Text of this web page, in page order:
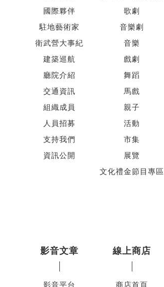
國際夥伴
駐地藝術家
衛武營大事紀
建築巡航
廳院介紹
交通資訊
組織成員
人員招募
支持我們
資訊公開
歌劇
音樂劇
音樂
戲劇
舞蹈
馬戲
親子
活動
市集
展覽
文化禮金節目專區
影音文章
影音平台
線上商店
商店首頁